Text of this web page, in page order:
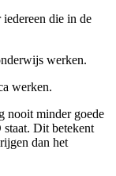
die in de
werken.
werken.
nooit minder goede
Dit betekent
dan het